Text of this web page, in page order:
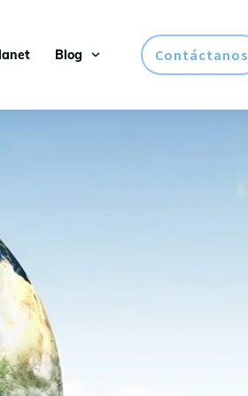
Blog Contáctanos